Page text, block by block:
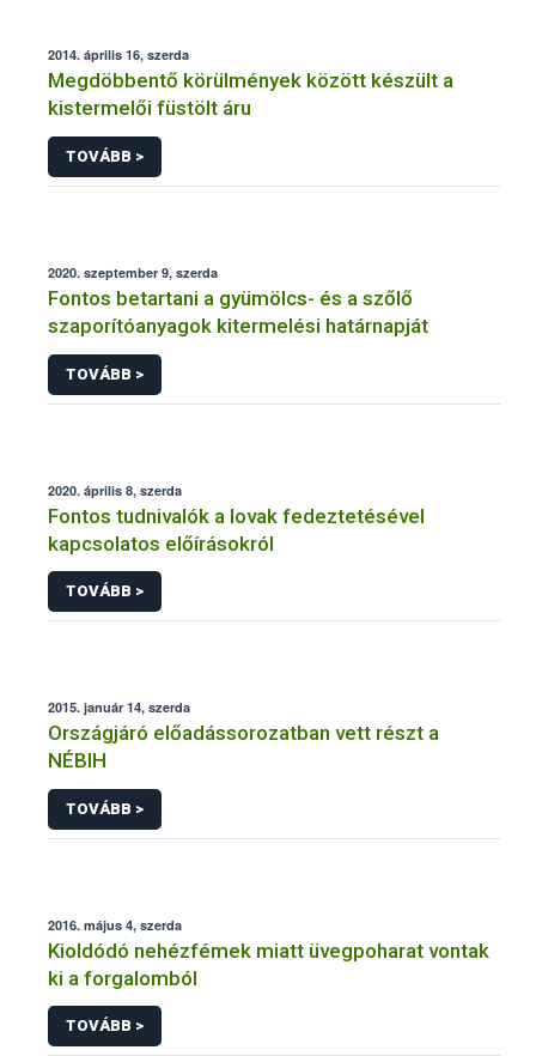
2014. április 16, szerda
Megdöbbentő körülmények között készült a
kistermelői füstölt áru
TOVÁBB >
2020. szeptember 9, szerda
Fontos betartani a gyümölcs- és a szőlő
szaporítóanyagok kitermelési határnapját
TOVÁBB >
2020. április 8, szerda
Fontos tudnivalók a lovak fedeztetésével
kapcsolatos előírásokról
TOVÁBB >
2015. január 14, szerda
Országjáró előadássorozatban vett részt a
NÉBIH
TOVÁBB >
2016. május 4, szerda
Kioldódó nehézfémek miatt üvegpoharat vontak
ki a forgalomból
TOVÁBB >